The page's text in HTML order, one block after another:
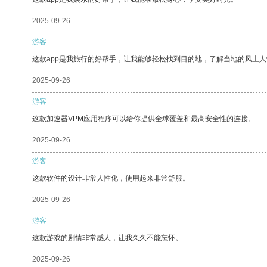
2025-09-26
游客
这款app是我旅行的好帮手，让我能够轻松找到目的地，了解当地的风土
2025-09-26
游客
这款加速器VPM应用程序可以给你提供全球覆盖和最高安全性的连接。
2025-09-26
游客
这款软件的设计非常人性化，使用起来非常舒服。
2025-09-26
游客
这款游戏的剧情非常感人，让我久久不能忘怀。
2025-09-26